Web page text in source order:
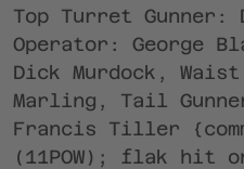
Top Turret Gunner:
Operator: George
Dick Murdock, Waist
Marling, Tail
Francis Tiller
(11POW); flak hit